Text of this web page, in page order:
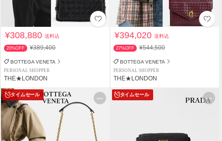
¥308,880送料込
20%OFF ¥389,400
BOTTEGA VENETA
PERSONAL SHOPPER
THE★LONDON
¥394,020送料込
27%OFF ¥544,500
BOTTEGA VENETA
PERSONAL SHOPPER
THE★LONDON
タイムセール タイムセール